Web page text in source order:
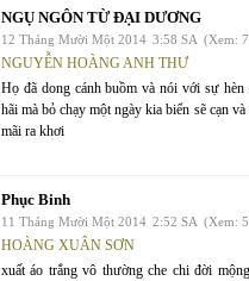
NGỤ NGÔN TỪ ĐẠI DƯƠNG
12 Tháng Mười Một 2014 3:58 SA (Xem:
NGUYỄN HOÀNG ANH THƯ
Họ đã dong cánh buồm và nói với sự hèn
hãi mà bỏ chạy một ngày kia biển sẽ cạn
mãi ra khơi
Phục Binh
11 Tháng Mười Một 2014 2:52 SA (Xem:
HOÀNG XUÂN SƠN
xuất áo trắng vô thường che chi đời